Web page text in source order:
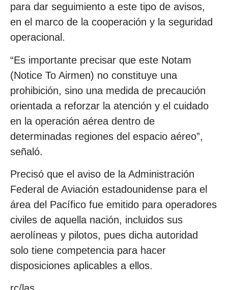
para dar seguimiento a este tipo de avisos,
en el marco de la cooperación y la seguridad
operacional.
“Es importante precisar que este Notam
(Notice To Airmen) no constituye una
prohibición, sino una medida de precaución
orientada a reforzar la atención y el cuidado
en la operación aérea dentro de
determinadas regiones del espacio aéreo”,
señaló.
Precisó que el aviso de la Administración
Federal de Aviación estadounidense para el
área del Pacífico fue emitido para operadores
civiles de aquella nación, incluidos sus
aerolíneas y pilotos, pues dicha autoridad
solo tiene competencia para hacer
disposiciones aplicables a ellos.